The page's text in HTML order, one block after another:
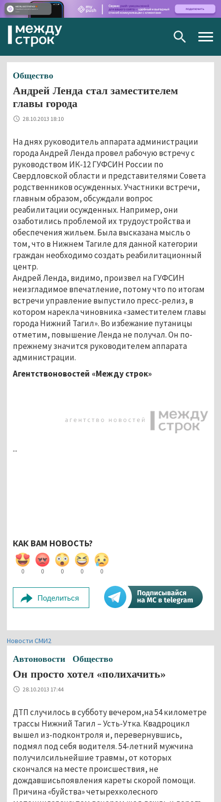
Общество
Андрей Ленда стал заместителем
главы города
28.10.2013 18:10
На днях руководитель аппарата администрации
города Андрей Ленда провел рабочую встречу с
руководством ИК-12 ГУФСИН России по
Свердловской области и представителями Совета
родственников осужденных. Участники встречи,
главным образом, обсуждали вопрос
реабилитации осужденных. Например, они
озаботились проблемой их трудоустройства и
обеспечения жильем. Была высказана мысль о
том, что в Нижнем Тагиле для данной категории
граждан необходимо создать реабилитационный
центр.
Андрей Ленда, видимо, произвел на ГУФСИН
неизгладимое впечатление, потому что по итогам
встречи управление выпустило пресс-релиз, в
котором нарекла чиновника «заместителем главы
города Нижний Тагил». Во избежание путаницы
отметим, повышение Ленда не получал. Он по-
прежнему значится руководителем аппарата
администрации.
Агентствоновостей «Между строк»
...
КАК ВАМ НОВОСТЬ?
0 0 0 0 0
Поделиться
Новости СМИ2
Автоновости Общество
Он просто хотел «полихачить»
28.10.2013 17:44
ДТП случилось в субботу вечером,на 54 километре
трассы Нижний Тагил – Усть-Утка. Квадроцикл
вышел из-подконтроля и, перевернувшись,
подмял под себя водителя. 54-летний мужчина
получилсильнейшие травмы, от которых
скончался на месте происшествия, не
дождавшисьпоявления кареты скорой помощи.
Причина «буйства» четырехколесного